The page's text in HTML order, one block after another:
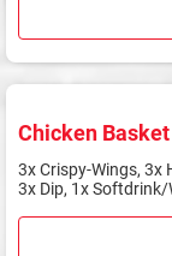
Chicken
3x Crispy-Wings, 3x
3x Dip, 1x Softdrink/